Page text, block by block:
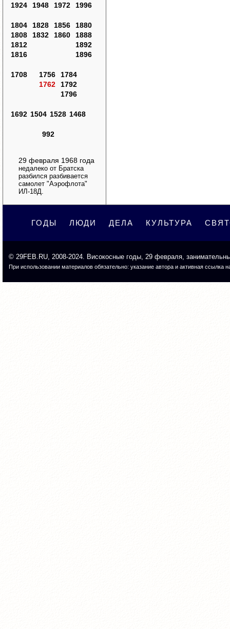
1924
1948
1972
1996
1804
1808
1812
1816
1828
1832
1856
1860
1880
1888
1892
1896
1708
1756
1762
1784
1792
1796
1692 1504 1528 1468
992
29 февраля 1968 года
недалеко от Братска
разбился разбивается
самолет "Аэрофлота"
ИЛ-18Д.
ГОДЫ ЛЮДИ ДЕЛА КУЛЬТУРА
© 29FEB.RU, 2008-2024. Високосные годы, 29 февраля,
При использовании материалов обязательно: указание автора и активная ссылка